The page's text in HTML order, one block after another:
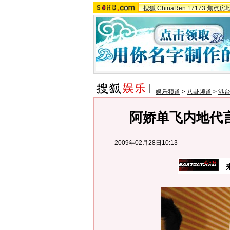
搜狐 ChinaRen 17173 焦点房
娱乐频道 > 八卦频道 > 港
阿娇单飞内地代
2009年02月28日10:13